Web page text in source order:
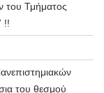
του Τμήματος
!!
του θεσμού